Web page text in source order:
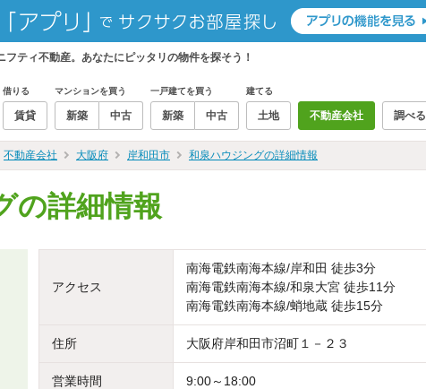
ティ不動産。あなたにピッタリの物件を探そう！
借りる
賃貸
マンションを買う
新築 中古
一戸建てを買う
新築 中古
建てる
土地 不動産会社 調べる
不動産会社 大阪府 岸和田市 和泉ハウジングの詳細情報
の詳細情報
アクセス
南海電鉄南海本線/岸和田 徒歩3分
南海電鉄南海本線/和泉大宮 徒歩11分
南海電鉄南海本線/蛸地蔵 徒歩15分
住所 大阪府岸和田市沼町１－２３
営業時間 9:00～18:00